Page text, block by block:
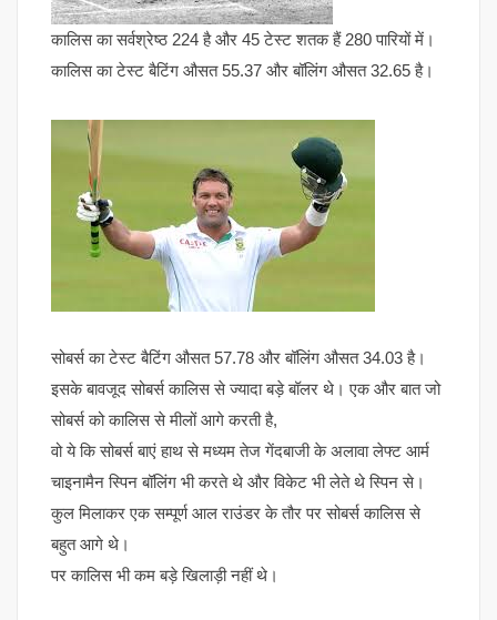
कालिस का सर्वश्रेष्ठ 224 है और 45 टेस्ट शतक हैं 280 पारियों में।
कालिस का टेस्ट बैटिंग औसत 55.37 और बॉलिंग औसत 32.65 है।
सोबर्स का टेस्ट बैटिंग औसत 57.78 और बॉलिंग औसत 34.03 है।
इसके बावजूद सोबर्स कालिस से ज्यादा बड़े बॉलर थे। एक और बात जो
सोबर्स को कालिस से मीलों आगे करती है,
वो ये कि सोबर्स बाएं हाथ से मध्यम तेज गेंदबाजी के अलावा लेफ्ट आर्म
चाइनामैन स्पिन बॉलिंग भी करते थे और विकेट भी लेते थे स्पिन से।
कुल मिलाकर एक सम्पूर्ण आल राउंडर के तौर पर सोबर्स कालिस से
बहुत आगे थे।
पर कालिस भी कम बड़े खिलाड़ी नहीं थे।